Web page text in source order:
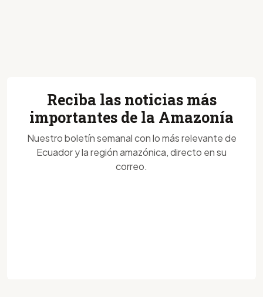
Reciba las noticias más
importantes de la Amazonía
Nuestro boletín semanal con lo más relevante de
Ecuador y la región amazónica, directo en su
correo.